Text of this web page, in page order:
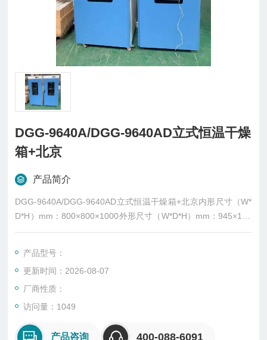
DGG-9640A/DGG-9640AD立式恒温干燥
箱+北京
产品简介
DGG-9640A/DGG-9640AD立式恒温干燥箱+北京内形尺寸（W*
D*H）mm：800×800×1000外形尺寸（W*D*H）mm：945×100
0×1370
产品型号：
更新时间：2026-08-07
厂商性质：
访问量：1049
产品咨询 400-088-6091